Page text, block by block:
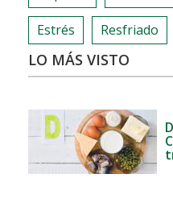
Estrés Resfriado
LO MÁS VISTO